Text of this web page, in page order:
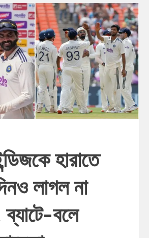
হারাতে
লাগল না
বলে